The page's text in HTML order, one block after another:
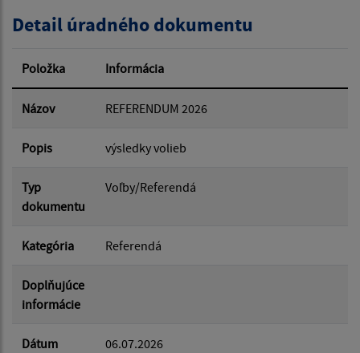
Dátum zverejnenia od:
Dátum zverejnenia do:
Detail úradného dokumentu
Položka Informácia
Názov REFERENDUM 2026
Popis výsledky volieb
Typ
dokumentu
Voľby/Referendá
Kategória Referendá
Doplňujúce
informácie
Dátum
06.07.2026